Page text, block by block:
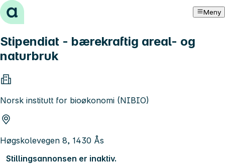
Hopp til innhold Meny
Stipendiat - bærekraftig areal- og
naturbruk
Norsk institutt for bioøkonomi (NIBIO)
Høgskolevegen 8, 1430 Ås
Stillingsannonsen er inaktiv.